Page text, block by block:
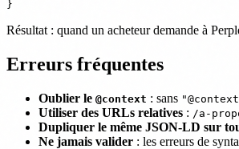
Résultat : quand un acheteur demande à
Erreurs fréquentes
Oublier le @context : sans
Utiliser des URLs relatives : /a-
Dupliquer le même JSON-LD sur
Ne jamais valider : les erreurs de